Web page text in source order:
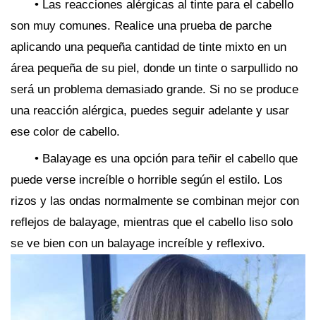
• Las reacciones alérgicas al tinte para el cabello
son muy comunes. Realice una prueba de parche
aplicando una pequeña cantidad de tinte mixto en un
área pequeña de su piel, donde un tinte o sarpullido no
será un problema demasiado grande. Si no se produce
una reacción alérgica, puedes seguir adelante y usar
ese color de cabello.
• Balayage es una opción para teñir el cabello que
puede verse increíble o horrible según el estilo. Los
rizos y las ondas normalmente se combinan mejor con
reflejos de balayage, mientras que el cabello liso solo
se ve bien con un balayage increíble y reflexivo.